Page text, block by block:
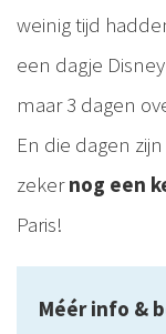
weinig tijd
een dagje
maar 3 dagen
En die dagen
zekernog een
Paris!
Méér info &